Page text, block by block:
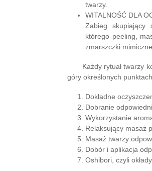
twarzy.
WITALNOŚĆ DLA
Zabieg skupiający
którego peeling,
zmarszczki
Każdy rytuał twarzy
góry określonych
Dokładne
Dobranie
Wykorzystanie
Relaksujący masaż
Masaż twarzy
Dobór i aplikacja
Oshibori, czyli